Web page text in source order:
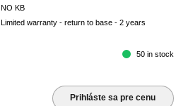
NO KB
Limited warranty - return to base - 2 years
50 in stock
Prihláste sa pre cenu